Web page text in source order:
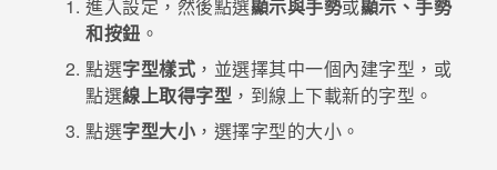
校園專案
企業採購
銷售通路
支援服務
進入設定，然後點選顯示與手勢或顯示、手勢
和按鈕 。
點選字型樣式 ，並選擇其中一個內建字型，或
點選線上取得字型 ，到線上下載新的字型。
點選字型大小，選擇字型的大小。